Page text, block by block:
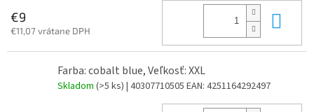
€9
€11,07 vrátane DPH
Farba: cobalt blue, Veľkosť: XXL
Skladom (>5 ks) | 40307710505 EAN: 4251164292497